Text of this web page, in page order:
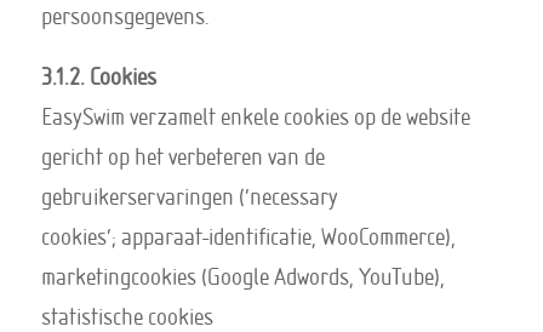
persoonsgegevens.
3.1.2. Cookies
EasySwim verzamelt enkele cookies op de website
gericht op het verbeteren van de
gebruikerservaringen (‘necessary
cookies’; apparaat-identificatie, WooCommerce),
marketingcookies (Google Adwords, YouTube),
statistische cookies